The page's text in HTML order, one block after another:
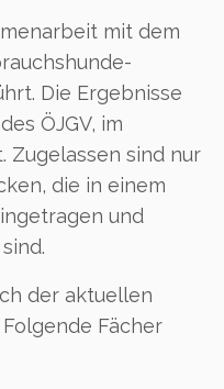
mit dem
Die Ergebnisse
ÖJGV, im
Zugelassen sind nur
die in einem
und
der aktuellen
Fächer